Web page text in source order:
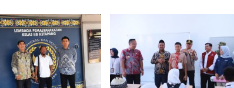
Batam, Bahas Overstaying dan